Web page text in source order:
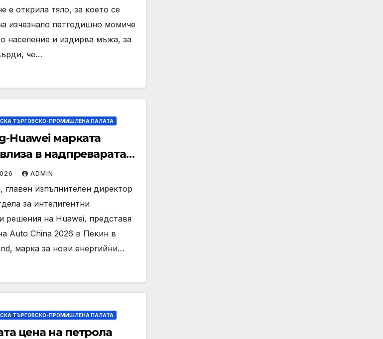
е открила тяло, за което се
изчезнало петгодишно момиче
население и издирва мъжа, за
че…
ТЪРГОВСКО-ПРОМИШЛЕНА ПАЛАТА
Huawei марката
в надпреварата
SUV в Китай
ADMIN
изпълнителен директор
за интелигентни
решения на Huawei, представя
Auto China 2026 в Пекин в
марка за нови енергийни…
ТЪРГОВСКО-ПРОМИШЛЕНА ПАЛАТА
цена на петрола